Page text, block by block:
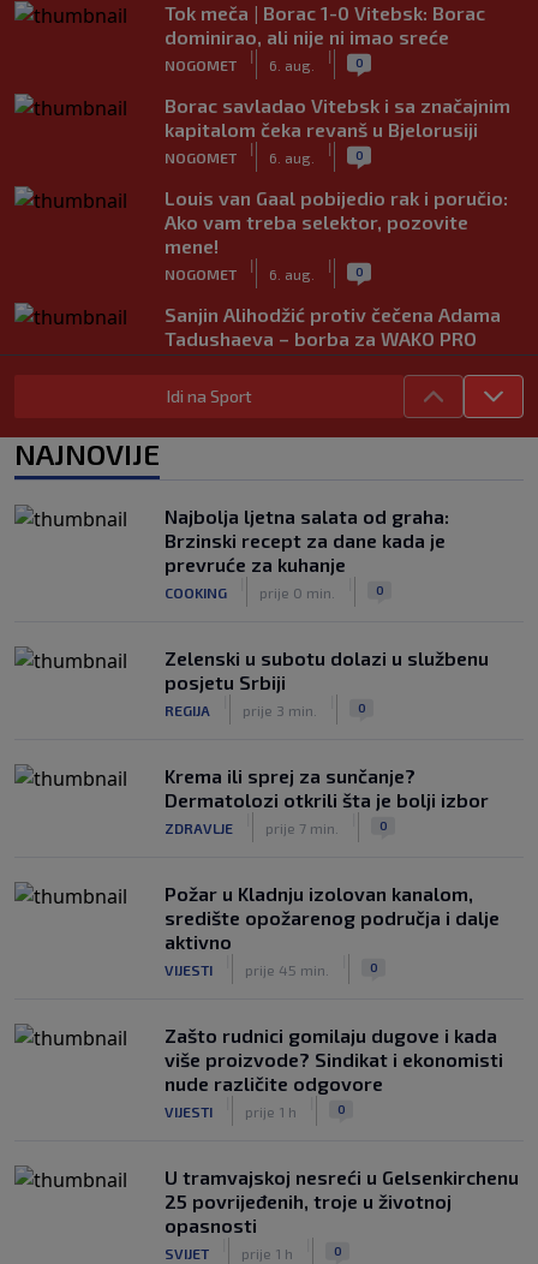
Tok meča | Borac 1-0 Vitebsk: Borac
dominirao, ali nije ni imao sreće
NOGOMET
|
6. aug.
| 0
Borac savladao Vitebsk i sa značajnim
kapitalom čeka revanš u Bjelorusiji
NOGOMET
|
6. aug.
| 0
Louis van Gaal pobijedio rak i poručio:
Ako vam treba selektor, pozovite
mene!
NOGOMET
|
6. aug.
| 0
Sanjin Alihodžić protiv čečena Adama
Tadushaeva – borba za WAKO PRO
titulu
OSTALI SPORTOVI
Slavni klub potresa kriza: Kultni
stadion u Italiji bit će prazan na
početku sezone, navijači objavili rat
upravi
Idi na Sport
NAJNOVIJE
Najbolja ljetna salata od graha:
Brzinski recept za dane kada je
prevruće za kuhanje
COOKING prije 0 min. 0
Zelenski u subotu dolazi u službenu
posjetu Srbiji
REGIJA prije 3 min. 0
Krema ili sprej za sunčanje?
Dermatolozi otkrili šta je bolji izbor
ZDRAVLJE prije 7 min. 0
Požar u Kladnju izolovan kanalom,
središte opožarenog područja i dalje
aktivno
VIJESTI prije 45 min. 0
Zašto rudnici gomilaju dugove i kada
više proizvode? Sindikat i ekonomisti
nude različite odgovore
VIJESTI prije 1 h 0
U tramvajskoj nesreći u Gelsenkirchenu
25 povrijeđenih, troje u životnoj
opasnosti
SVIJET prije 1 h 0